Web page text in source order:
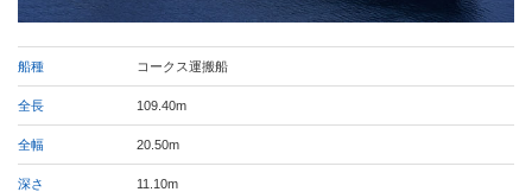
船種 コークス運搬船
全長 109.40m
全幅 20.50m
深さ 11.10m